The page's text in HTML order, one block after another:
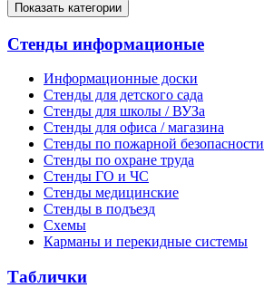
Показать категории
Стенды информационые
Информационные доски
Стенды для детского сада
Стенды для школы / ВУЗа
Стенды для офиса / магазина
Стенды по пожарной безопасности
Стенды по охране труда
Стенды ГО и ЧС
Стенды медицинские
Стенды в подъезд
Схемы
Карманы и перекидные системы
Таблички